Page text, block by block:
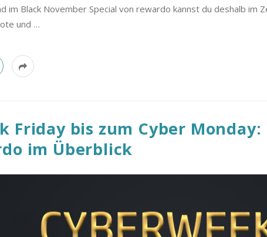
im Black November Special von rewardo kannst du deshalb im
und …
Friday bis zum Cyber Monday:
im Überblick